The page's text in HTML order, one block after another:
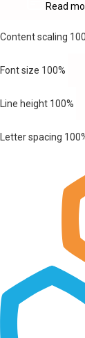
Read
Content scaling 100
Font size 100%
Line height 100%
Letter spacing 100